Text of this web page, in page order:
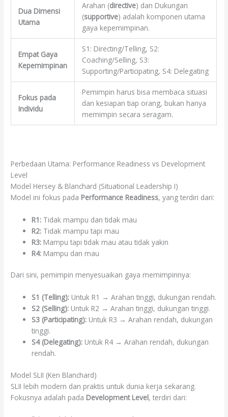
Dua Dimensi
Utama
Arahan (directive) dan Dukungan
(supportive) adalah komponen utama
gaya kepemimpinan.
Empat Gaya
Kepemimpinan
S1: Directing/Telling, S2:
Coaching/Selling, S3:
Supporting/Participating, S4: Delegating
Fokus pada
Individu
Pemimpin harus bisa membaca situasi
dan kesiapan tiap orang, bukan hanya
memimpin secara seragam.
Perbedaan Utama: Performance Readiness vs Development
Level
Model Hersey & Blanchard (Situational Leadership I)
Model ini fokus pada Performance Readiness, yang terdiri dari:
R1: Tidak mampu dan tidak mau
R2: Tidak mampu tapi mau
R3: Mampu tapi tidak mau atau tidak yakin
R4: Mampu dan mau
Dari sini, pemimpin menyesuaikan gaya memimpinnya:
S1 (Telling): Untuk R1 → Arahan tinggi, dukungan rendah.
S2 (Selling): Untuk R2 → Arahan tinggi, dukungan tinggi.
S3 (Participating): Untuk R3 → Arahan rendah, dukungan
tinggi.
S4 (Delegating): Untuk R4 → Arahan rendah, dukungan
rendah.
Model SLII (Ken Blanchard)
SLII lebih modern dan praktis untuk dunia kerja sekarang.
Fokusnya adalah pada Development Level, terdiri dari: